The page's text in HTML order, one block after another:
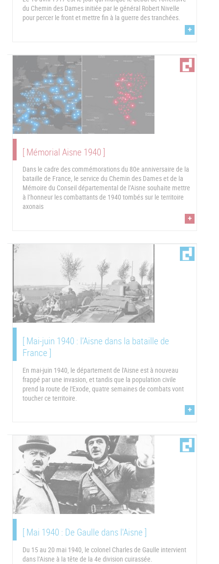
du Chemin des Dames initiée par le général Robert Nivelle
pour percer le front et mettre fin à la guerre des tranchées.
+
[ Mémorial Aisne 1940 ]
Dans le cadre des commémorations du 80e anniversaire de la
bataille de France, le service du Chemin des Dames et de la
Mémoire du Conseil départemental de l’Aisne souhaite mettre
à l’honneur les combattants de 1940 tombés sur le territoire
axonais
+
[ Mai-juin 1940 : l’Aisne dans la bataille de
France ]
En mai-juin 1940, le département de l'Aisne est à nouveau
frappé par une invasion, et tandis que la population civile
prend la route de l'Exode, quatre semaines de combats vont
toucher ce territoire.
+
[ Mai 1940 : De Gaulle dans l'Aisne ]
Du 15 au 20 mai 1940, le colonel Charles de Gaulle intervient
dans l’Aisne à la tête de la 4e division cuirassée.